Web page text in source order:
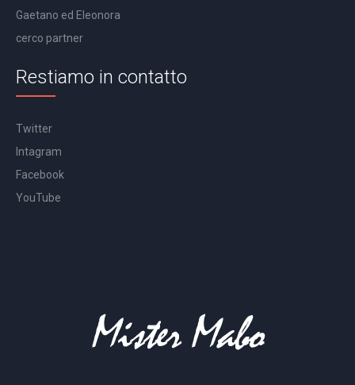
Gaetano ed Eleonora
cerco partner
Restiamo in contatto
Twitter
Intagram
Facebook
YouTube